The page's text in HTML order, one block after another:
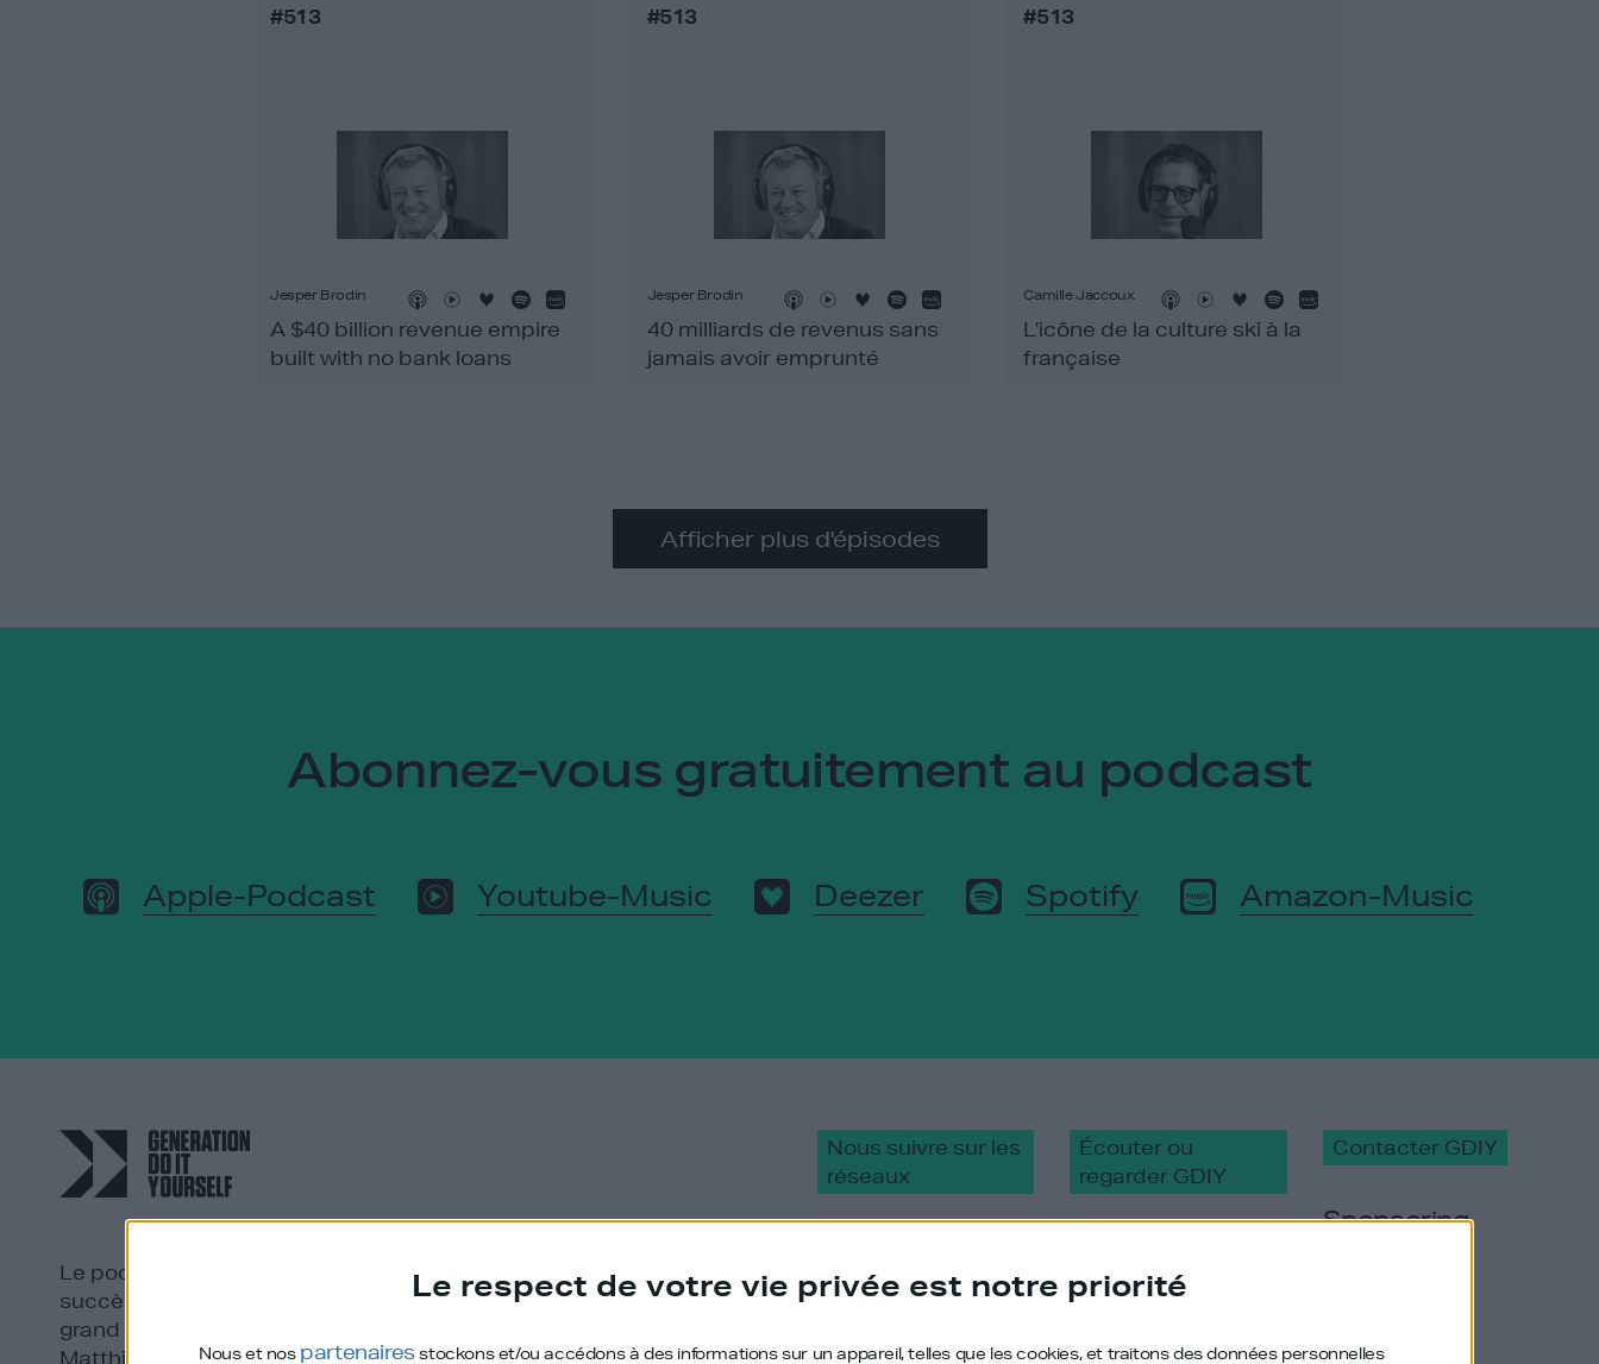
Le respect de votre vie privée est notre priorité
Nous et nos partenairesstockons et/ou accédons à des informations sur un appareil, telles que les cookies, et traitons des données personnelles
#513
Jesper Brodin
A $40 billion revenue empire
built with no bank loans
#513
Jesper Brodin
40 milliards de revenus sans
jamais avoir emprunté
#513
Camille Jaccoux
L’icône de la culture ski à la
française
Afficher plus d'épisodes
Abonnez-vous gratuitement au podcast
Apple-Podcast Youtube-Music Deezer Spotify Amazon-Music
Le podcast français qui décortique le
succès des personnes qui ont fait le
grand saut. Produit et animé par
Matthieu Stefani.
Nous suivre sur les
réseaux
Instagram
Écouter ou
regarder GDIY
YouTube
Contacter GDIY
Sponsoring